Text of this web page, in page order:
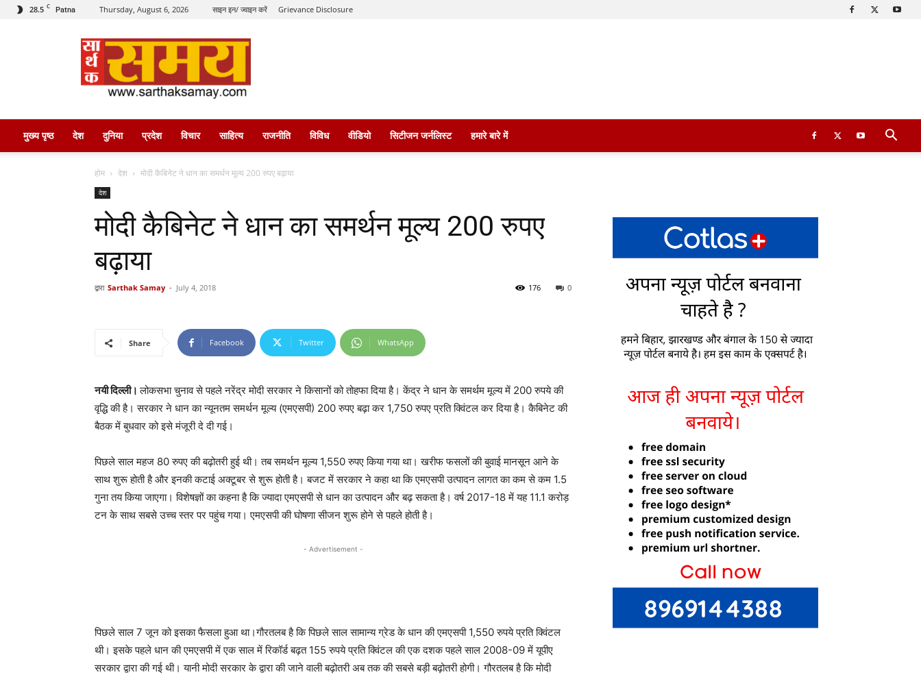
28.5 C Patna Thursday, August 6, 2026 साइन इन/ ज्वाइन करें Grievance Disclosure
सार्थक
समय
मुख्य पृष्ठ देश दुनिया प्रदेश विचार साहित्य राजनीति विविध वीडियो सिटीजन जर्नलिस्ट हमारे बारे में
होम देश मोदी कैबिनेट ने धान का समर्थन मूल्य 200 रुपए बढ़ाया
देश
मोदी कैबिनेट ने धान का समर्थन मूल्य 200 रुपए
बढ़ाया
द्वारा Sarthak Samay - July 4, 2018 0
176
Share Facebook Twitter WhatsApp
नयी दिल्ली।लोकसभा चुनाव से पहले नरेंद्र मोदी सरकार ने किसानों को तोहफा दिया है। केंद्र ने धान के समर्थम मूल्य में 200 रुपये की
वृद्धि की है। सरकार ने धान का न्यूनतम समर्थन मूल्य (एमएसपी) 200 रुपए बढ़ा कर 1,750 रुपए प्रति क्विंटल कर दिया है। कैबिनेट की
बैठक में बुधवार को इसे मंजूरी दे दी गई।
पिछले साल महज 80 रुपए की बढ़ोतरी हुई थी। तब समर्थन मूल्य 1,550 रुपए किया गया था। खरीफ फसलों की बुवाई मानसून आने के
साथ शुरू होती है और इनकी कटाई अक्टूबर से शुरू होती है। बजट में सरकार ने कहा था कि एमएसपी उत्पादन लागत का कम से कम 1.5
गुना तय किया जाएगा। विशेषज्ञों का कहना है कि ज्यादा एमएसपी से धान का उत्पादन और बढ़ सकता है। वर्ष 2017-18 में यह 11.1 करोड़
टन के साथ सबसे उच्च स्तर पर पहुंच गया। एमएसपी की घोषणा सीजन शुरू होने से पहले होती है।
- Advertisement -
पिछले साल 7 जून को इसका फैसला हुआ था।गौरतलब है कि पिछले साल सामान्य ग्रेड के धान की एमएसपी 1,550 रुपये प्रति क्विंटल
थी। इसके पहले धान की एमएसपी में एक साल में रिकॉर्ड बढ़त 155 रुपये प्रति क्विंटल की एक दशक पहले साल 2008-09 में यूपीए
सरकार द्वारा की गई थी। यानी मोदी सरकार के द्वारा की जाने वाली बढ़ोतरी अब तक की सबसे बड़ी बढ़ोतरी होगी। गौरतलब है कि मोदी